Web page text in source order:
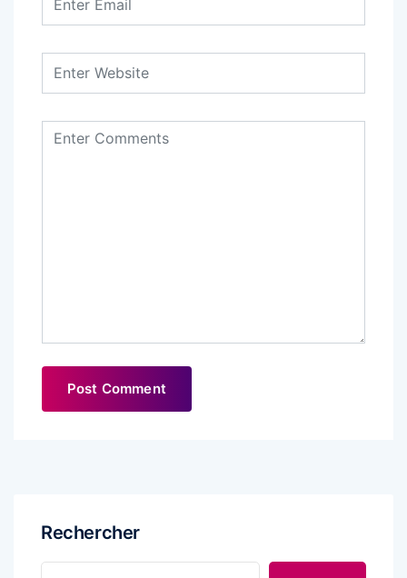
Rechercher